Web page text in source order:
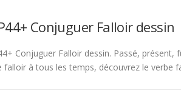
Conjuguer Falloir dessin
Conjuguer Falloir dessin. Passé,
falloir à tous les temps, découvrez le verbe